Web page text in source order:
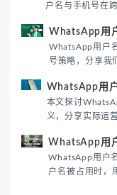
户名与手机号在
际差异，帮助团
WhatsApp用
WhatsApp用户
号策略，分享我
性直接影响转化
WhatsApp用
本文探讨
义，分享实际运
已成为全球数字
WhatsApp用
WhatsApp用户
户名被占用时，